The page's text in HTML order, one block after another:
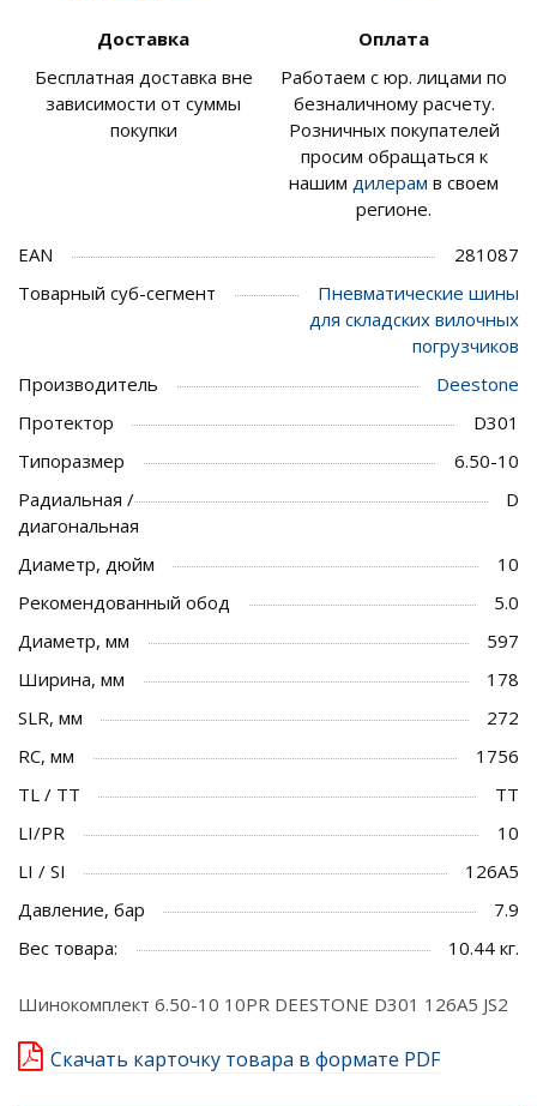
Доставка
Бесплатная доставка вне
зависимости от суммы
покупки
Оплата
Работаем с юр. лицами по
безналичному расчету.
Розничных покупателей
просим обращаться к
нашим дилерам в своем
регионе.
EAN
281087
Товарный суб-сегмент
Пневматические шины
для складских вилочных
погрузчиков
Производитель
Deestone
Протектор
D301
Типоразмер
6.50-10
Радиальная /
диагональная
D
Диаметр, дюйм
10
Рекомендованный обод
5.0
Диаметр, мм
597
Ширина, мм
178
SLR, мм
272
RC, мм
1756
TL / TT
TT
LI/PR
10
LI / SI
126A5
Давление, бар
7.9
Вес товара:
10.44 кг.
Шинокомплект 6.50-10 10PR DEESTONE D301 126A5 JS2
Скачать карточку товара в формате PDF